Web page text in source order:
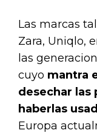
Las marcas
Zara, Uniqlo,
las
cuyo mantra
desechar las
haberlas
Europa